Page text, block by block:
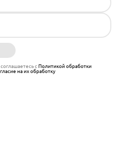
сПолитикой обработки
на их обработку